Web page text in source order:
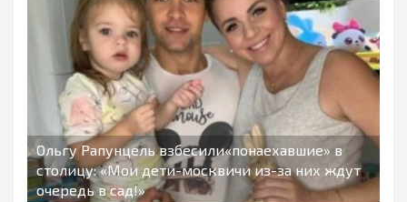
Ольгу Рапунцель взбесили«понаехавшие» в
столицу: «Мои дети-москвичи из-за них ждут
очередь в сад!»